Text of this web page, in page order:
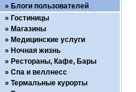
Блоги пользователей
Гостиницы
Магазины
Медицинские услуги
Ночная жизнь
Рестораны, Кафе, Бары
Спа и веллнесс
Термальные курорты